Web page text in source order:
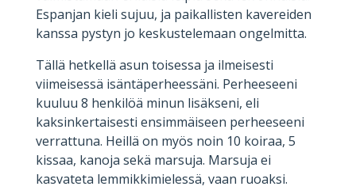
Espanjan kieli sujuu, ja paikallisten kavereiden
kanssa pystyn jo keskustelemaan ongelmitta.
Tällä hetkellä asun toisessa ja ilmeisesti
viimeisessä isäntäperheessäni. Perheeseeni
kuuluu 8 henkilöä minun lisäkseni, eli
kaksinkertaisesti ensimmäiseen perheeseeni
verrattuna. Heillä on myös noin 10 koiraa, 5
kissaa, kanoja sekä marsuja. Marsuja ei
kasvateta lemmikkimielessä, vaan ruoaksi.